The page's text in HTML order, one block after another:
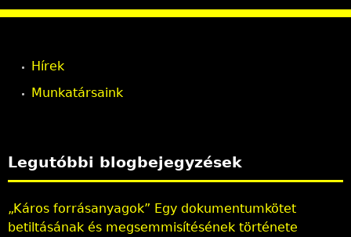
g
Hírek
Munkatársaink
Legutóbbi blogbejegyzések
„Káros forrásanyagok” Egy dokumentumkötet
betiltásának és megsemmisítésének története